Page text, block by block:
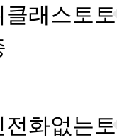
클래스토토
전화없는토